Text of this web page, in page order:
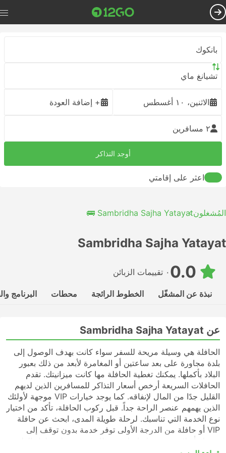
بانكوك
تشيانغ ماي
الاثنين، ١٠ أغسطس + إضافة العودة
٢ مسافرين
أوجد التذاكر
اعثر على إقامتي
المُشغلونSambridha Sajha Yatayat 🚌
Sambridha Sajha Yatayat
٠ تقييمات الزبائن
نبذة عن المشغّل الخطوط الرائجة محطات البرنامج
عن Sambridha Sajha Yatayat
الحافلة هي وسيلة مريحة للسفر سواء كانت بهدف الوصول إلى
بلدة مجاورة على بعد ساعتين أو المغامرة لأبعد من ذلك بعبور
البلاد بأكملها. يمكنك تغطية الحافلة مها كانت ميزانيتك. تقدم
الحافلات السريعة أرخص أسعار التذاكر للمسافرين الذين لديهم
القليل جدًا من المال لإنفاقه. كما يوجد خيارات VIP موجهة لأولئك
الذين يهمهم عنصر الراحة جداً. قبل ركوب الحافلة، تأكد من اختيار
نوع الخدمة التي تناسبك. لرحلة طويلة المدى، ابحث عن حافلة
VIP أو حافلة من الدرجة الأولى توفر خدمة بدون توقف إلى